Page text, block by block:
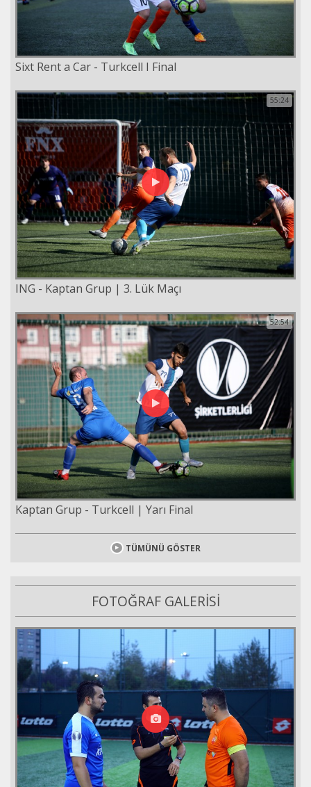
Sixt Rent a Car - Turkcell I Final
ING - Kaptan Grup | 3. Lük Maçı
55:24
Kaptan Grup - Turkcell | Yarı Final
52:54
TÜMÜNÜ GÖSTER
FOTOĞRAF GALERİSİ